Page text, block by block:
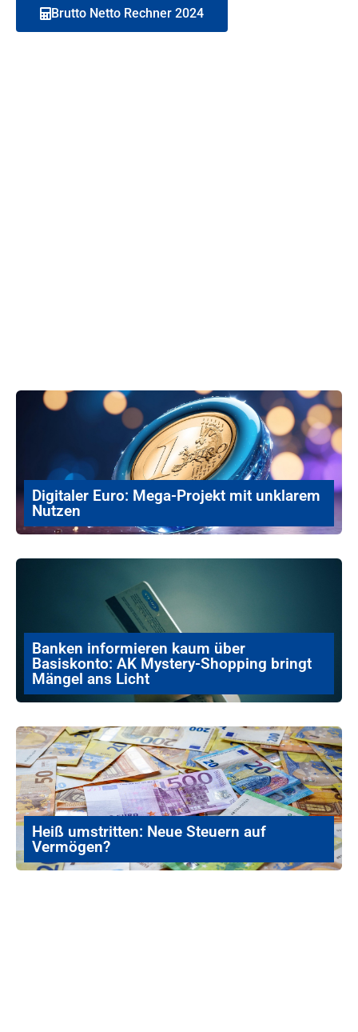
Brutto Netto Rechner 2024
Digitaler Euro: Mega-Projekt mit unklarem
Nutzen
Banken informieren kaum über
Basiskonto: AK Mystery-Shopping bringt
Mängel ans Licht
Heiß umstritten: Neue Steuern auf
Vermögen?